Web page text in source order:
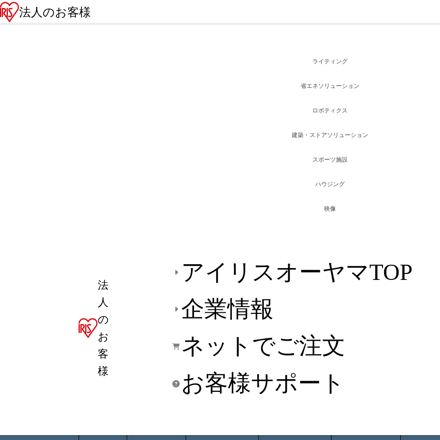
法人のお客様
法
人
の
お
客
様
アイリスオーヤマTOP
企業情報
ネットでご注文
お客様サポート
ライティング
省エネソリューション
ロボティクス
建築・ストアソリューション
スポーツ施設
ハウジング
映像